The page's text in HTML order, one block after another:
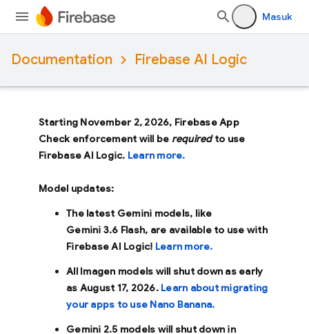
Masuk
Documentation Firebase AI Logic
Starting November 2, 2026, Firebase App
Check enforcement will be requiredto use
Firebase AI Logic. Learn more.
Model updates:
The latest Gemini models, like
Gemini 3.6 Flash, are available to use with
Firebase AI Logic! Learn more.
All Imagen models will shut down as early
as August 17, 2026. Learn about migrating
your apps to use Nano Banana.
Gemini 2.5 models will shut down in